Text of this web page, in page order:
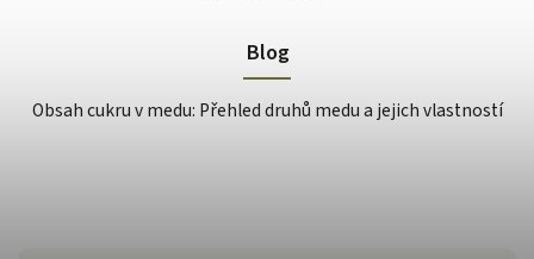
Blog
Obsah cukru v medu: Přehled druhů medu a jejich vlastností